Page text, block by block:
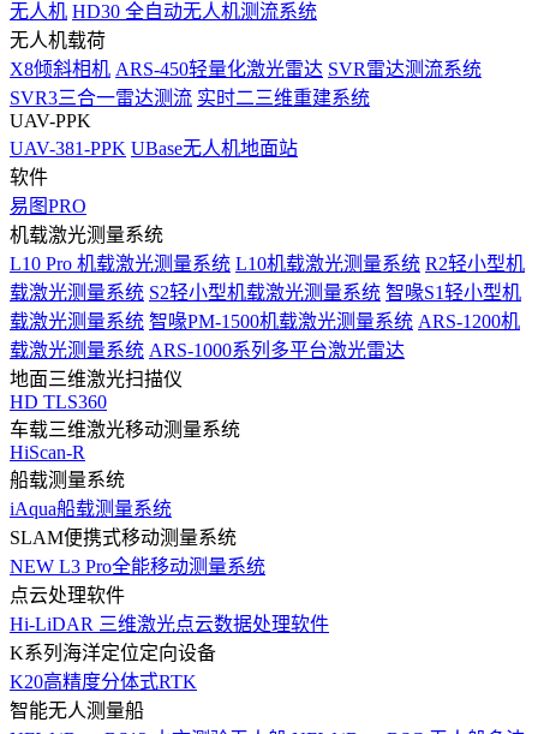
无人机 HD30 全自动无人机测流系统
无人机载荷
X8倾斜相机 ARS-450轻量化激光雷达 SVR雷达测流系统
SVR3三合一雷达测流 实时二三维重建系统
UAV-PPK
UAV-381-PPK UBase无人机地面站
软件
易图PRO
机载激光测量系统
L10 Pro 机载激光测量系统 L10机载激光测量系统 R2轻小型机
载激光测量系统 S2轻小型机载激光测量系统 智喙S1轻小型机
载激光测量系统 智喙PM-1500机载激光测量系统 ARS-1200机
载激光测量系统 ARS-1000系列多平台激光雷达
地面三维激光扫描仪
HD TLS360
车载三维激光移动测量系统
HiScan-R
船载测量系统
iAqua船载测量系统
SLAM便携式移动测量系统
NEW L3 Pro全能移动测量系统
点云处理软件
Hi-LiDAR 三维激光点云数据处理软件
K系列海洋定位定向设备
K20高精度分体式RTK
智能无人测量船